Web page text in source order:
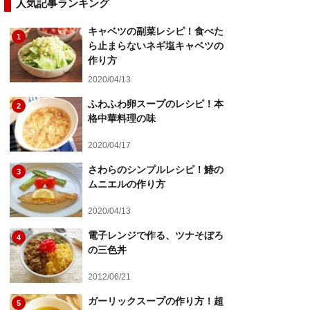
人気記事ランキング
1
キャベツの副菜レシピ！食べた
ら止まらないネギ塩キャベツの
作り方
2020/04/13
2
ふわふわ卵スープのレシピ！本
格中華料理の味
2020/04/17
3
さわらのシンプルレシピ！鰆の
ムニエルの作り方
2020/04/13
4
電子レンジで作る、ツナそぼろ
の三色丼
2012/06/21
5 ガーリックスープの作り方！超